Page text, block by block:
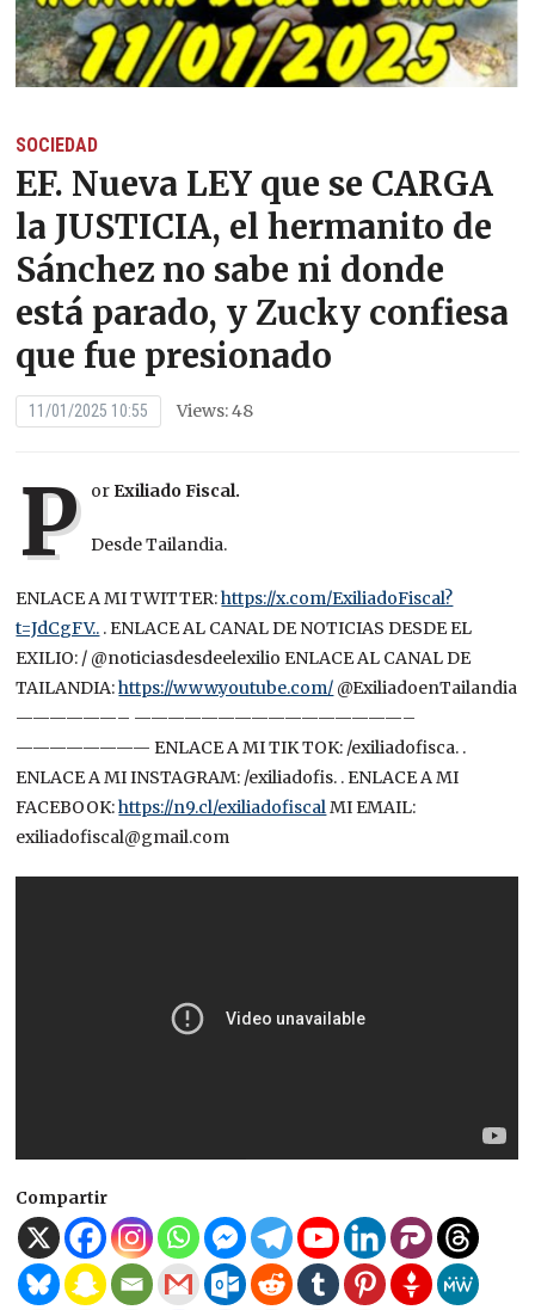
SOCIEDAD
EF. Nueva LEY que se CARGA
la JUSTICIA, el hermanito de
Sánchez no sabe ni donde
está parado, y Zucky confiesa
que fue presionado
11/01/2025 10:55 Views: 48
P or Exiliado Fiscal.
Desde Tailandia.
ENLACE A MI TWITTER:https://x.com/ExiliadoFiscal?
t=JdCgFV.. . ENLACE AL CANAL DE NOTICIAS DESDE EL
EXILIO: / @noticiasdesdeelexilio ENLACE AL CANAL DE
TAILANDIA:https://www.youtube.com/ @ExiliadoenTailandia
——————– ————————————————–
———————— ENLACE A MI TIK TOK: /exiliadofisca. .
ENLACE A MI INSTAGRAM: /exiliadofis. . ENLACE A MI
FACEBOOK:https://n9.cl/exiliadofiscal MI EMAIL:
exiliadofiscal@gmail.com
Compartir